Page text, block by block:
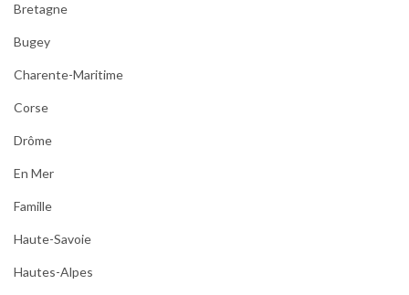
Bretagne
Bugey
Charente-Maritime
Corse
Drôme
En Mer
Famille
Haute-Savoie
Hautes-Alpes